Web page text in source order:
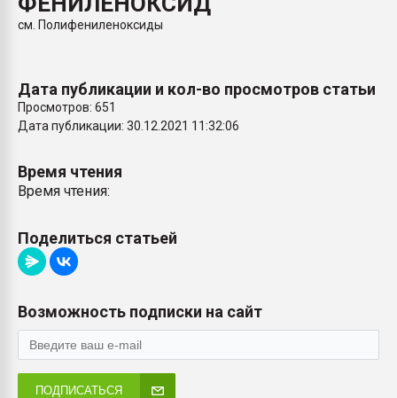
см. Полифениленоксиды
Дата публикации и кол-во просмотров статьи
Просмотров: 651
Дата публикации: 30.12.2021 11:32:06
Время чтения
Время чтения:
Поделиться статьей
Возможность подписки на сайт
ПОДПИСАТЬСЯ